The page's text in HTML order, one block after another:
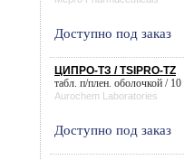
Доступно под заказ
ЦИПРО-ТЗ / TSIPRO-TZ
табл. п/плен. оболочкой / 10
Aurochem Laboratories
Доступно под заказ